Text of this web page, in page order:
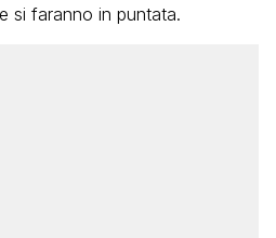
si faranno in puntata.